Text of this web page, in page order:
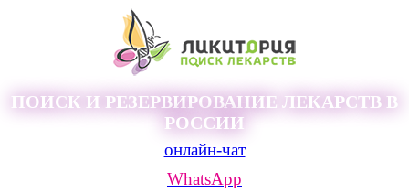
ПОИСК И РЕЗЕРВИРОВАНИЕ ЛЕКАРСТВ В
РОССИИ
онлайн-чат
WhatsApp